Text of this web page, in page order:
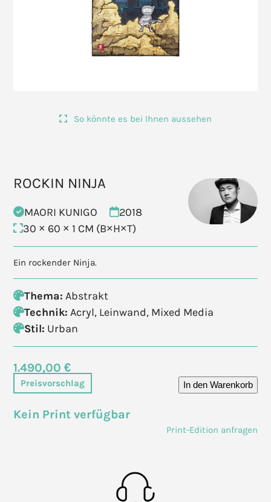
So könnte es bei Ihnen aussehen
ROCKIN NINJA
MAORI KUNIGO
2018
30 × 60 × 1 CM (B×H×T)
Ein rockender Ninja.
Thema: Abstrakt
Technik: Acryl, Leinwand, Mixed Media
Stil: Urban
1.490,00 €
Preisvorschlag In den Warenkorb
Kein Print verfügbar
Print-Edition anfragen